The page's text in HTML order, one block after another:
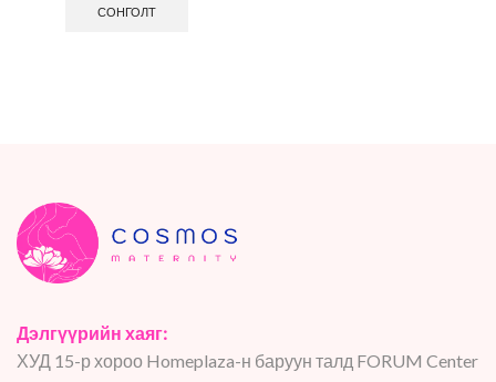
СОНГОЛТ
Дэлгүүрийн хаяг:
ХУД 15-р хороо Homeplaza-н баруун талд FORUM Center